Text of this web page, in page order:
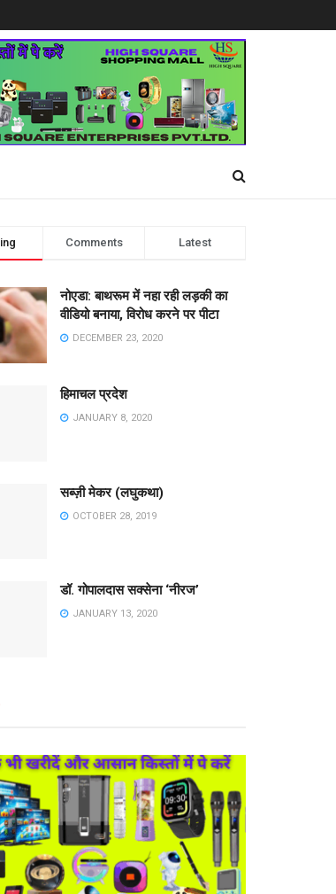
Comments Latest
नोएडा: बाथरूम में नहा रही लड़की का
वीडियो बनाया, विरोध करने पर पीटा
DECEMBER 23, 2020
हिमाचल प्रदेश
JANUARY 8, 2020
सब्ज़ी मेकर (लघुकथा)
OCTOBER 28, 2019
डॉ. गोपालदास सक्सेना ‘नीरज’
JANUARY 13, 2020